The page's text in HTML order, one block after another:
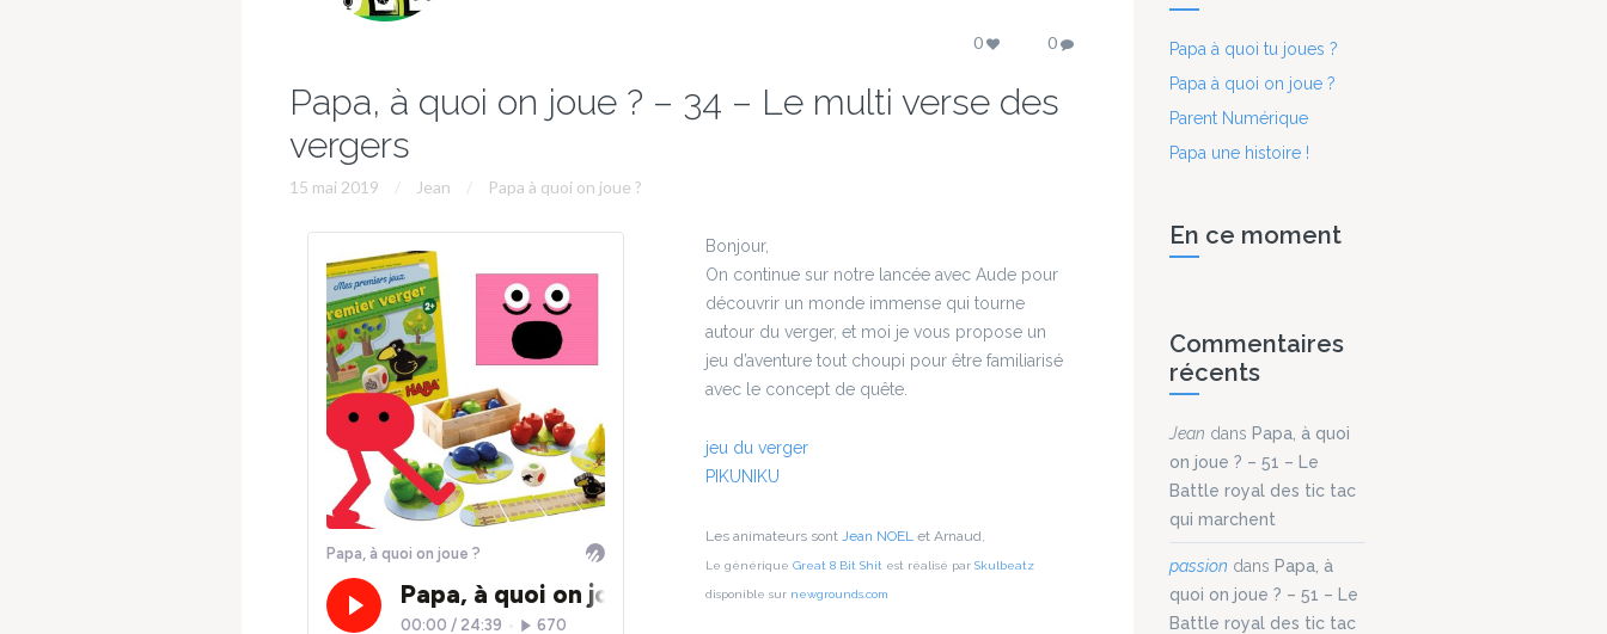
0 0
Papa, à quoi on joue ? – 34 – Le multi verse des
vergers
15 mai 2019 Jean Papa à quoi on joue ?
Bonjour,
On continue sur notre lancée avec Aude pour
découvrir un monde immense qui tourne
autour du verger, et moi je vous propose un
jeu d’aventure tout choupi pour être familiarisé
avec le concept de quête.
jeu du verger
PIKUNIKU
Les animateurs sont Jean NOEL et Arnaud,
Le générique Great 8 Bit Shit est réalisé par Skulbeatz
disponible sur newgrounds.com
Papa à quoi tu joues ?
Papa à quoi on joue ?
Parent Numérique
Papa une histoire !
En ce moment
Commentaires
récents
Jean dans Papa, à quoi
on joue ? – 51 – Le
Battle royal des tic tac
qui marchent
passion dans Papa, à
quoi on joue ? – 51 – Le
Battle royal des tic tac